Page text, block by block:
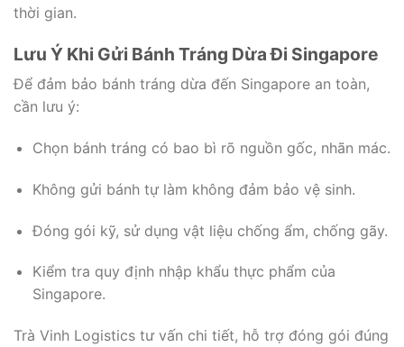
thời gian.
Lưu Ý Khi Gửi Bánh Tráng Dừa Đi Singapore
Để đảm bảo bánh tráng dừa đến Singapore an toàn,
cần lưu ý:
Chọn bánh tráng có bao bì rõ nguồn gốc, nhãn mác.
Không gửi bánh tự làm không đảm bảo vệ sinh.
Đóng gói kỹ, sử dụng vật liệu chống ẩm, chống gãy.
Kiểm tra quy định nhập khẩu thực phẩm của
Singapore.
Trà Vinh Logistics tư vấn chi tiết, hỗ trợ đóng gói đúng